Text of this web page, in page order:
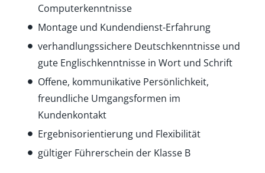
Computerkenntnisse
Montage und Kundendienst-Erfahrung
verhandlungssichere Deutschkenntnisse und
gute Englischkenntnisse in Wort und Schrift
Offene, kommunikative Persönlichkeit,
freundliche Umgangsformen im
Kundenkontakt
Ergebnisorientierung und Flexibilität
gültiger Führerschein der Klasse B